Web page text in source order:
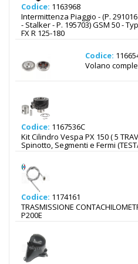
Codice: 1163968
Intermittenza Piaggio - (P. 291016
- Stalker - P. 195703) GSM 50 -
FX R 125-180
Codice:
Volano
Codice: 1167536C
Kit Cilindro Vespa PX 150 ( 5
Spinotto, Segmenti e Fermi
Codice: 1174161
TRASMISSIONE
P200E